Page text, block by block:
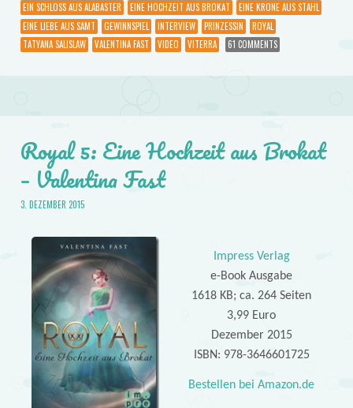
EIN SCHLOSS AUS ALABASTER
EINE HOCHZEIT AUS BROKAT
EINE KRONE AUS STAHL
EINE LIEBE AUS SAMT
GEWINNSPIEL INTERVIEW PRINZESSIN
ROYAL
TATYANA SALISLAW
VALENTINA FAST VIDEO VITERRA 61 COMMENTS
Royal 5: Eine Hochzeit aus Brokat
– Valentina Fast
3. DEZEMBER 2015
Impress Verlag
e-Book Ausgabe
1618 KB; ca. 264 Seiten
3,99 Euro
Dezember 2015
ISBN: 978-3646601725
Bestellen bei Amazon.de